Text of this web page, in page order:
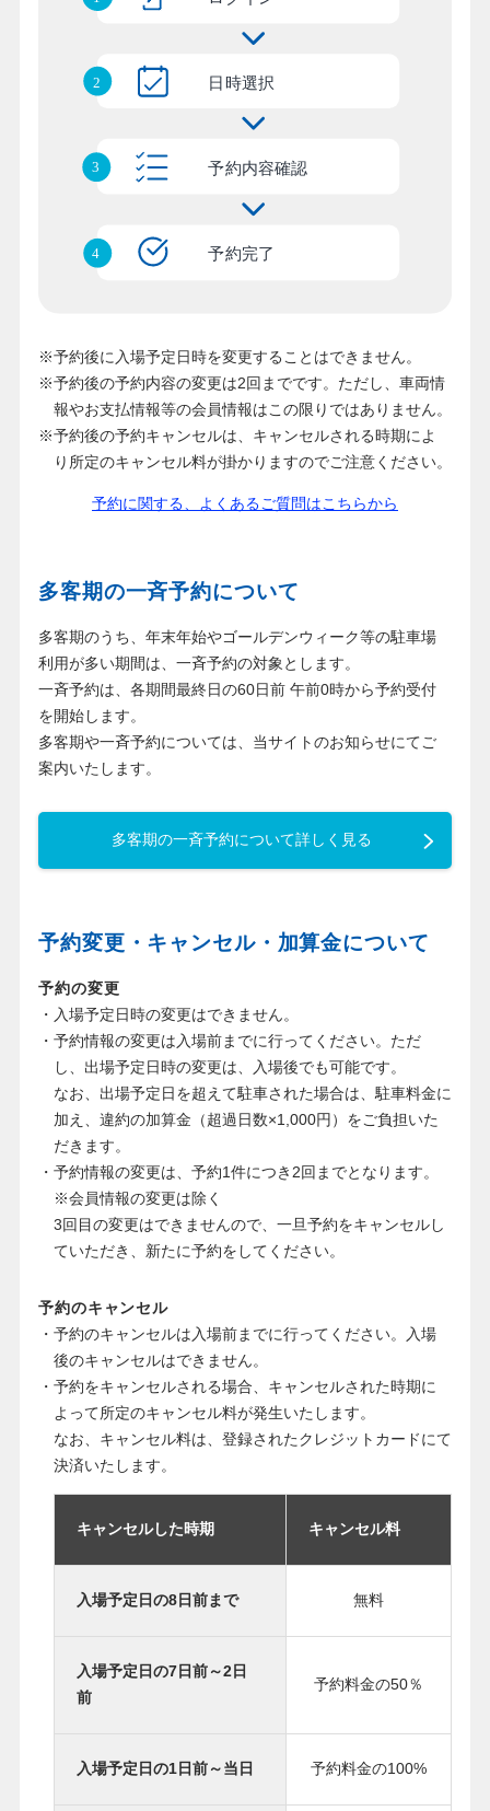
※予約後に入場予定日時を変更することはできません。
※予約後の予約内容の変更は2回までです。ただし、車両情
報やお支払情報等の会員情報はこの限りではありません。
※予約後の予約キャンセルは、キャンセルされる時期によ
り所定のキャンセル料が掛かりますのでご注意ください。
予約に関する、よくあるご質問はこちらから
多客期の一斉予約について
多客期のうち、年末年始やゴールデンウィーク等の駐車場
利用が多い期間は、一斉予約の対象とします。
一斉予約は、各期間最終日の60日前 午前0時から予約受付
を開始します。
多客期や一斉予約については、当サイトのお知らせにてご
案内いたします。
多客期の一斉予約について詳しく見る
予約変更・キャンセル・加算金について
予約の変更
・入場予定日時の変更はできません。
・予約情報の変更は入場前までに行ってください。ただ
し、出場予定日時の変更は、入場後でも可能です。
なお、出場予定日を超えて駐車された場合は、駐車料金に
加え、違約の加算金（超過日数×1,000円）をご負担いた
だきます。
・予約情報の変更は、予約1件につき2回までとなります。
※会員情報の変更は除く
3回目の変更はできませんので、一旦予約をキャンセルし
ていただき、新たに予約をしてください。
予約のキャンセル
・予約のキャンセルは入場前までに行ってください。入場
後のキャンセルはできません。
・予約をキャンセルされる場合、キャンセルされた時期に
よって所定のキャンセル料が発生いたします。
なお、キャンセル料は、登録されたクレジットカードにて
決済いたします。
キャンセルした時期 キャンセル料
入場予定日の8日前まで 無料
入場予定日の7日前～2日
前
予約料金の50％
入場予定日の1日前～当日 予約料金の100%